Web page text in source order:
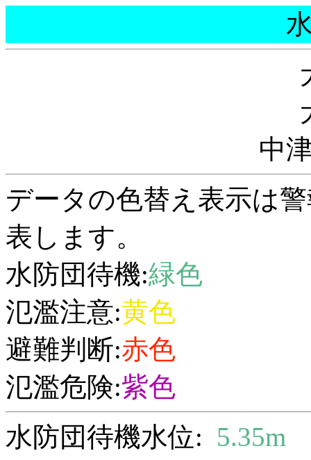
中
データの色替え表示は
表します。
水防団待機:緑色
氾濫注意:黄色
避難判断:赤色
氾濫危険:紫色
水防団待機水位: 5.35m